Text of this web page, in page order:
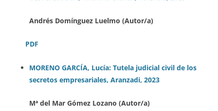
Andrés Domínguez Luelmo (Autor/a)
PDF
MORENO GARCÍA, Lucía: Tutela judicial civil de los
secretos empresariales, Aranzadi, 2023
Mª del Mar Gómez Lozano (Autor/a)